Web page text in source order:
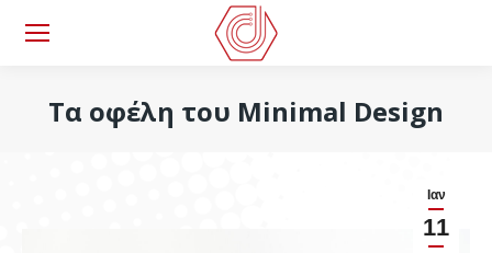
Τα οφέλη του Minimal Design
Ιαν
11